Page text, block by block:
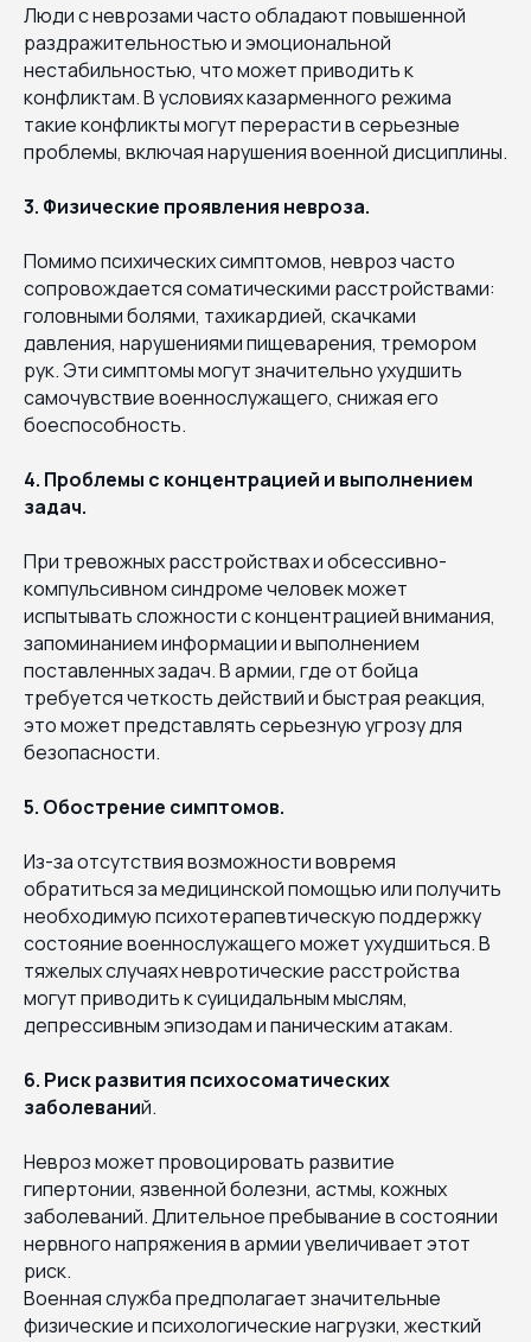
Люди с неврозами часто обладают повышенной
раздражительностью и эмоциональной
нестабильностью, что может приводить к
конфликтам. В условиях казарменного режима
такие конфликты могут перерасти в серьезные
проблемы, включая нарушения военной дисциплины.
3. Физические проявления невроза.
Помимо психических симптомов, невроз часто
сопровождается соматическими расстройствами:
головными болями, тахикардией, скачками
давления, нарушениями пищеварения, тремором
рук. Эти симптомы могут значительно ухудшить
самочувствие военнослужащего, снижая его
боеспособность.
4. Проблемы с концентрацией и выполнением
задач.
При тревожных расстройствах и обсессивно-
компульсивном синдроме человек может
испытывать сложности с концентрацией внимания,
запоминанием информации и выполнением
поставленных задач. В армии, где от бойца
требуется четкость действий и быстрая реакция,
это может представлять серьезную угрозу для
безопасности.
5. Обострение симптомов.
Из-за отсутствия возможности вовремя
обратиться за медицинской помощью или получить
необходимую психотерапевтическую поддержку
состояние военнослужащего может ухудшиться. В
тяжелых случаях невротические расстройства
могут приводить к суицидальным мыслям,
депрессивным эпизодам и паническим атакам.
6. Риск развития психосоматических
заболеваний.
Невроз может провоцировать развитие
гипертонии, язвенной болезни, астмы, кожных
заболеваний. Длительное пребывание в состоянии
нервного напряжения в армии увеличивает этот
риск.
Военная служба предполагает значительные
физические и психологические нагрузки, жесткий